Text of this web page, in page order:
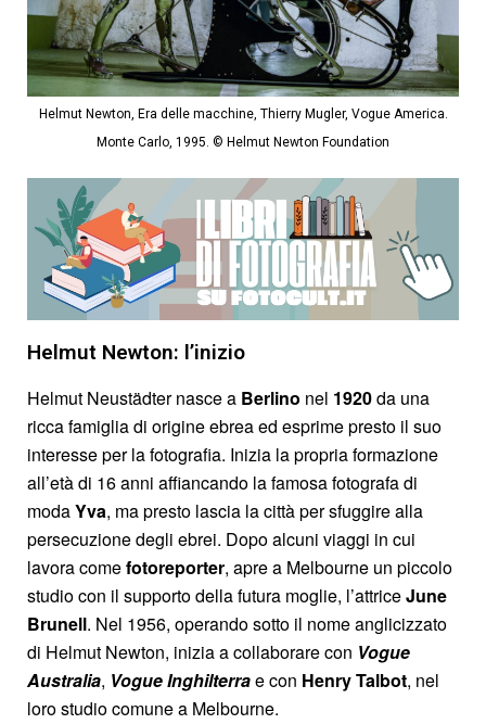
Helmut Newton, Era delle macchine, Thierry Mugler, Vogue America.
Monte Carlo, 1995. © Helmut Newton Foundation
Helmut Newton: l’inizio
Helmut Neustädter nasce a Berlino nel 1920da una
ricca famiglia di origine ebrea ed esprime presto il suo
interesse per la fotografia. Inizia la propria formazione
all’età di 16 anni affiancando la famosa fotografa di
modaYva, ma presto lascia la città per sfuggire alla
persecuzione degli ebrei. Dopo alcuni viaggi in cui
lavora comefotoreporter, apre a Melbourne un piccolo
studio con il supporto della futura moglie, l’attriceJune
Brunell. Nel 1956, operando sotto il nome anglicizzato
di Helmut Newton, inizia a collaborare con Vogue
Australia, Vogue Inghilterrae con Henry Talbot, nel
loro studio comune a Melbourne.